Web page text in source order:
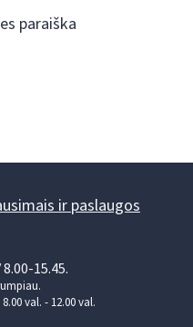
paraiška
ir paslaugos
15.45.
val. - 12.00 val.